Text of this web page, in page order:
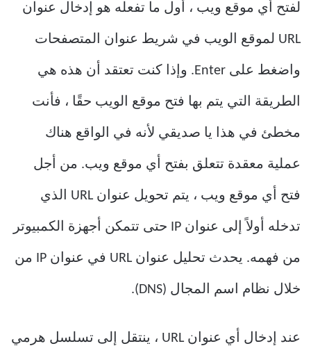
لفتح أي موقع ويب ، أول ما تفعله هو إدخال عنوان
URL لموقع الويب في شريط عنوان المتصفحات
واضغط على Enter. وإذا كنت تعتقد أن هذه هي
الطريقة التي يتم بها فتح موقع الويب حقًا ، فأنت
مخطئ في هذا يا صديقي لأنه في الواقع هناك
عملية معقدة تتعلق بفتح أي موقع ويب. من أجل
فتح أي موقع ويب ، يتم تحويل عنوان URL الذي
تدخله أولاً إلى عنوان IP حتى تتمكن أجهزة الكمبيوتر
من فهمه. يحدث تحليل عنوان URL في عنوان IP من
خلال نظام اسم المجال (DNS).
عند إدخال أي عنوان URL ، ينتقل إلى تسلسل هرمي